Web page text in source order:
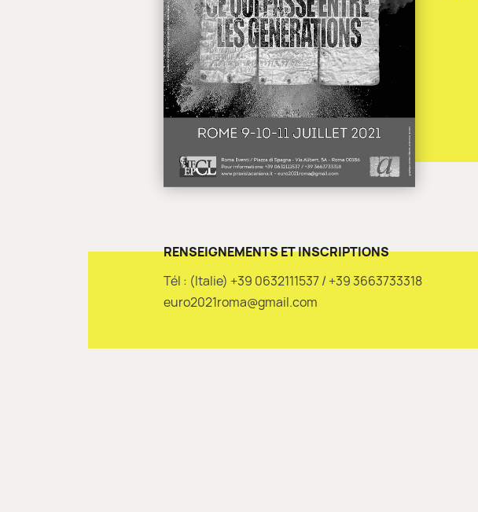
RENSEIGNEMENTS ET INSCRIPTIONS
Tél : (Italie) +39 0632111537 / +39 3663733318
euro2021roma@gmail.com